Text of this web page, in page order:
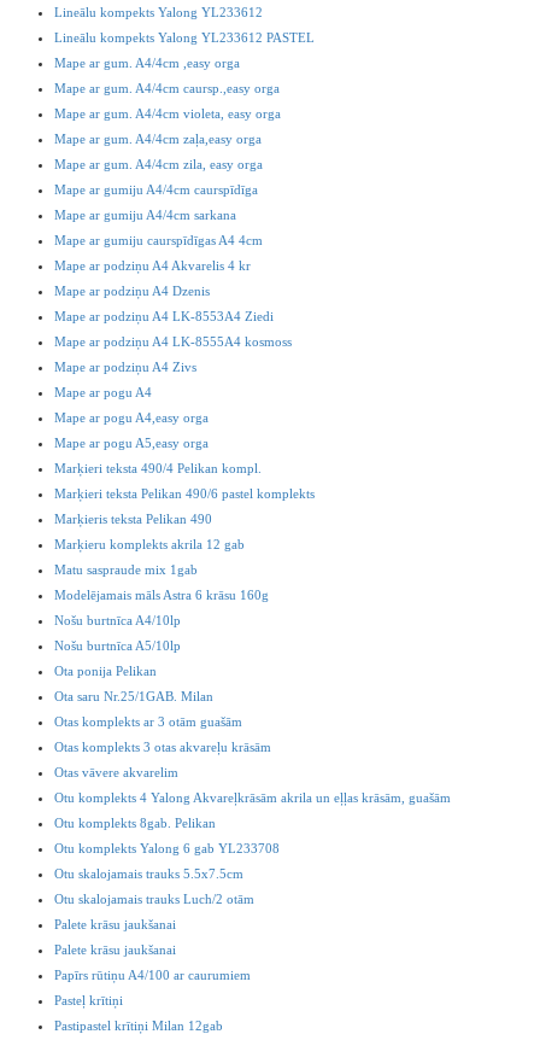
Lineālu kompekts Yalong YL233612
Lineālu kompekts Yalong YL233612 PASTEL
Mape ar gum. A4/4cm ,easy orga
Mape ar gum. A4/4cm caursp.,easy orga
Mape ar gum. A4/4cm violeta, easy orga
Mape ar gum. A4/4cm zaļa,easy orga
Mape ar gum. A4/4cm zila, easy orga
Mape ar gumiju A4/4cm caurspīdīga
Mape ar gumiju A4/4cm sarkana
Mape ar gumiju caurspīdīgas A4 4cm
Mape ar podziņu A4 Akvarelis 4 kr
Mape ar podziņu A4 Dzenis
Mape ar podziņu A4 LK-8553A4 Ziedi
Mape ar podziņu A4 LK-8555A4 kosmoss
Mape ar podziņu A4 Zivs
Mape ar pogu A4
Mape ar pogu A4,easy orga
Mape ar pogu A5,easy orga
Marķieri teksta 490/4 Pelikan kompl.
Marķieri teksta Pelikan 490/6 pastel komplekts
Marķieris teksta Pelikan 490
Marķieru komplekts akrila 12 gab
Matu saspraude mix 1gab
Modelējamais māls Astra 6 krāsu 160g
Nošu burtnīca A4/10lp
Nošu burtnīca A5/10lp
Ota ponija Pelikan
Ota saru Nr.25/1GAB. Milan
Otas komplekts ar 3 otām guašām
Otas komplekts 3 otas akvareļu krāsām
Otas vāvere akvarelim
Otu komplekts 4 Yalong Akvareļkrāsām akrila un eļļas krāsām, guašām
Otu komplekts 8gab. Pelikan
Otu komplekts Yalong 6 gab YL233708
Otu skalojamais trauks 5.5x7.5cm
Otu skalojamais trauks Luch/2 otām
Palete krāsu jaukšanai
Palete krāsu jaukšanai
Papīrs rūtiņu A4/100 ar caurumiem
Pasteļ krītiņi
Pastipastel krītiņi Milan 12gab